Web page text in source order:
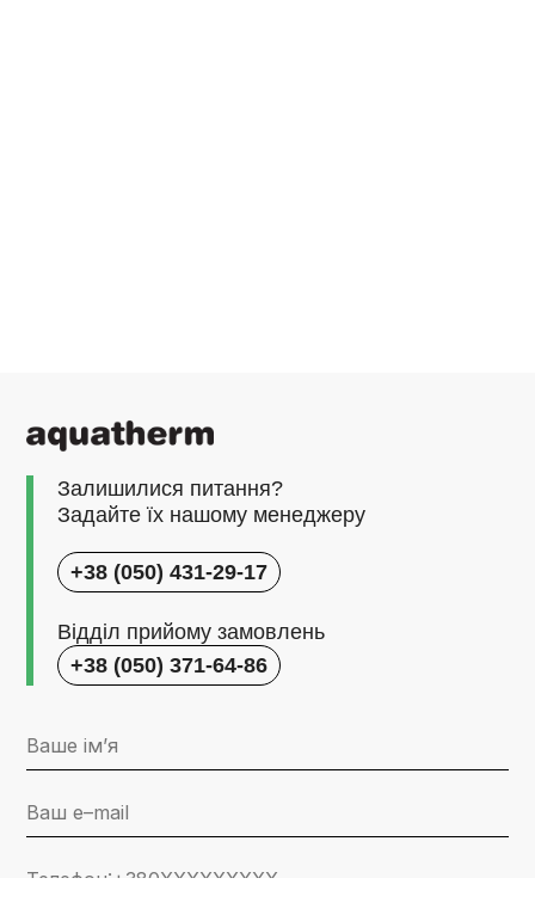
Залишилися питання?
Задайте їх нашому менеджеру
+38 (050) 431-29-17
Відділ прийому замовлень
+38 (050) 371-64-86